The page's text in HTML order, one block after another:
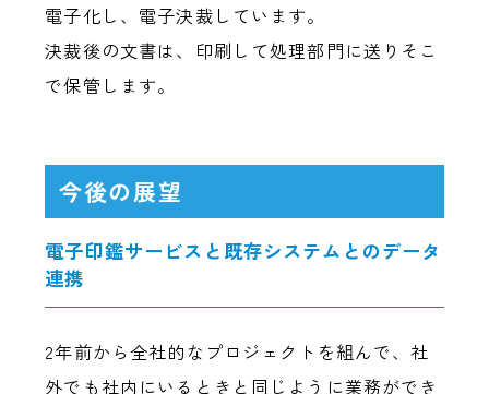
電子化し、電子決裁しています。
決裁後の文書は、印刷して処理部門に送りそこ
で保管します。
今後の展望
電子印鑑サービスと既存システムとのデータ
連携
2年前から全社的なプロジェクトを組んで、社
外でも社内にいるときと同じように業務ができ